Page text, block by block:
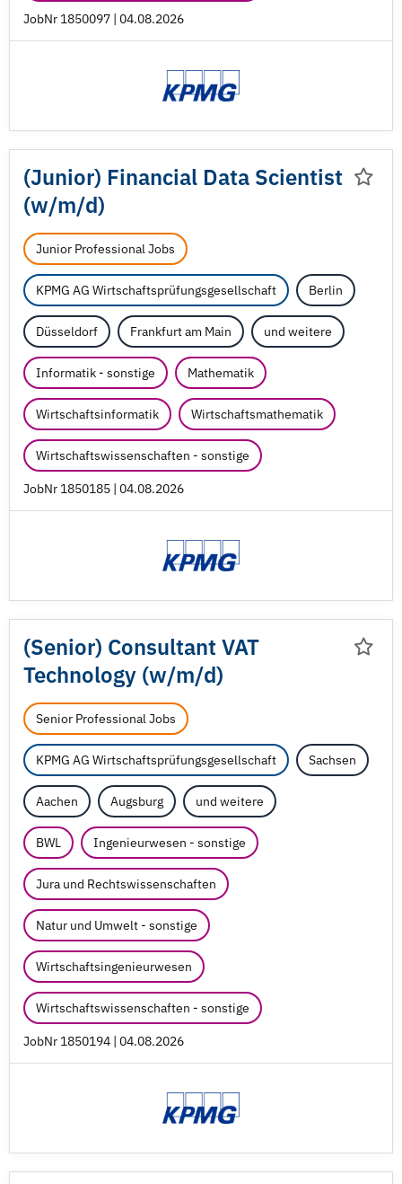
JobNr 1850097 | 04.08.2026
(Junior) Financial Data Scientist
(w/m/d)
Junior Professional Jobs
KPMG AG Wirtschaftsprüfungsgesellschaft Berlin
Düsseldorf Frankfurt am Main und weitere
Informatik - sonstige Mathematik
Wirtschaftsinformatik Wirtschaftsmathematik
Wirtschaftswissenschaften - sonstige
JobNr 1850185 | 04.08.2026
(Senior) Consultant VAT
Technology (w/m/d)
Senior Professional Jobs
KPMG AG Wirtschaftsprüfungsgesellschaft Sachsen
Aachen Augsburg und weitere
BWL Ingenieurwesen - sonstige
Jura und Rechtswissenschaften
Natur und Umwelt - sonstige
Wirtschaftsingenieurwesen
Wirtschaftswissenschaften - sonstige
JobNr 1850194 | 04.08.2026